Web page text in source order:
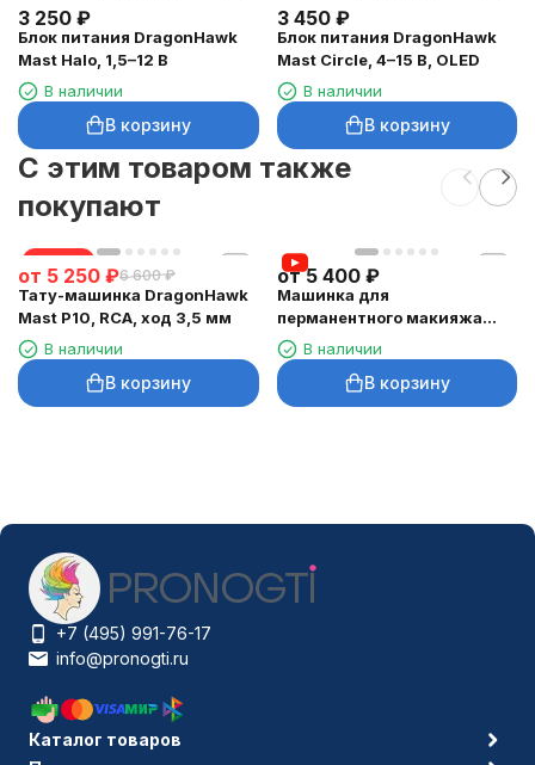
3 250 ₽
Блок питания DragonHawk
Mast Halo, 1,5–12 В
В наличии
В корзину
3 450 ₽
Блок питания DragonHawk
Mast Circle, 4–15 В, OLED
В наличии
В корзину
C этим товаром также
покупают
скидка
от 5 250 ₽6 600 ₽
Тату-машинка DragonHawk
Mast P10, RCA, ход 3,5 мм
В наличии
В корзину
от5 400 ₽
Машинка для
перманентного макияжа
DragonHawk Mast Magi Pen,
RCA, ход 2–3 мм
В наличии
В корзину
+7 (495) 991-76-17
info@pronogti.ru
Каталог товаров